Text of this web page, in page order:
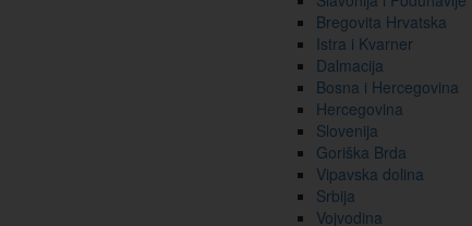
Bregovita Hrvatska
Istra i Kvarner
Dalmacija
Bosna i Hercegovina
Hercegovina
Slovenija
Goriška Brda
Vipavska dolina
Srbija
Vojvodina